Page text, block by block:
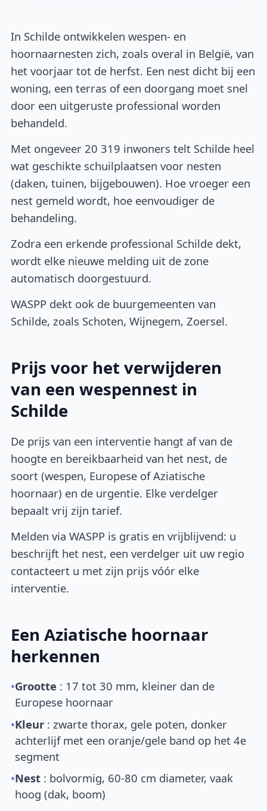
In Schilde ontwikkelen wespen- en
hoornaarnesten zich, zoals overal in België, van
het voorjaar tot de herfst. Een nest dicht bij een
woning, een terras of een doorgang moet snel
door een uitgeruste professional worden
behandeld.
Met ongeveer 20 319 inwoners telt Schilde heel
wat geschikte schuilplaatsen voor nesten
(daken, tuinen, bijgebouwen). Hoe vroeger een
nest gemeld wordt, hoe eenvoudiger de
behandeling.
Zodra een erkende professional Schilde dekt,
wordt elke nieuwe melding uit de zone
automatisch doorgestuurd.
WASPP dekt ook de buurgemeenten van
Schilde, zoals Schoten, Wijnegem, Zoersel.
Prijs voor het verwijderen
van een wespennest in
Schilde
De prijs van een interventie hangt af van de
hoogte en bereikbaarheid van het nest, de
soort (wespen, Europese of Aziatische
hoornaar) en de urgentie. Elke verdelger
bepaalt vrij zijn tarief.
Melden via WASPP is gratis en vrijblijvend: u
beschrijft het nest, een verdelger uit uw regio
contacteert u met zijn prijs vóór elke
interventie.
Een Aziatische hoornaar
herkennen
•Grootte : 17 tot 30 mm, kleiner dan de
Europese hoornaar
•Kleur : zwarte thorax, gele poten, donker
achterlijf met een oranje/gele band op het 4e
segment
•Nest : bolvormig, 60-80 cm diameter, vaak
hoog (dak, boom)